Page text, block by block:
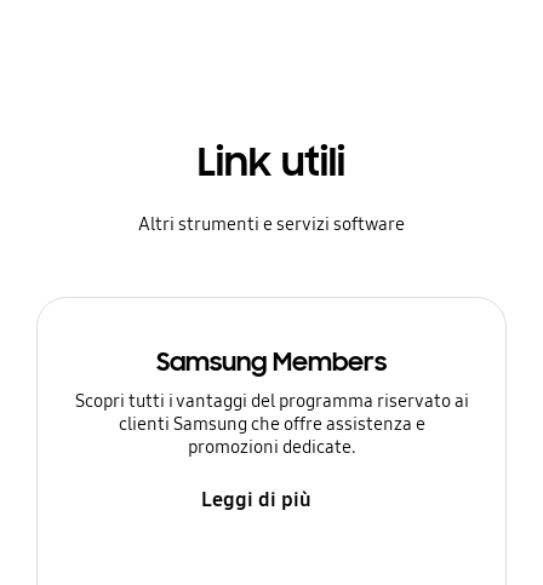
Link utili
Altri strumenti e servizi software
Samsung Members
Scopri tutti i vantaggi del programma riservato ai
clienti Samsung che offre assistenza e
promozioni dedicate.
Leggi di più